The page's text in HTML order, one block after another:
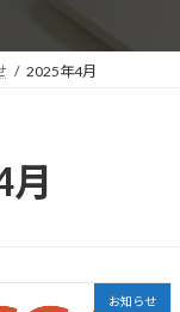
2025年4月
お知らせ